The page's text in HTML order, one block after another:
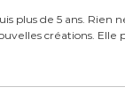
plus de 5 ans. Rien
créations. Elle